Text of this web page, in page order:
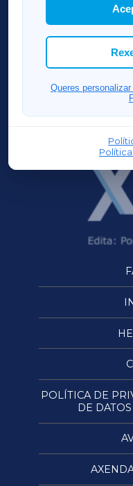
Así mesmo, podes
cookies que
Queres
POLÍTICA DE
DE